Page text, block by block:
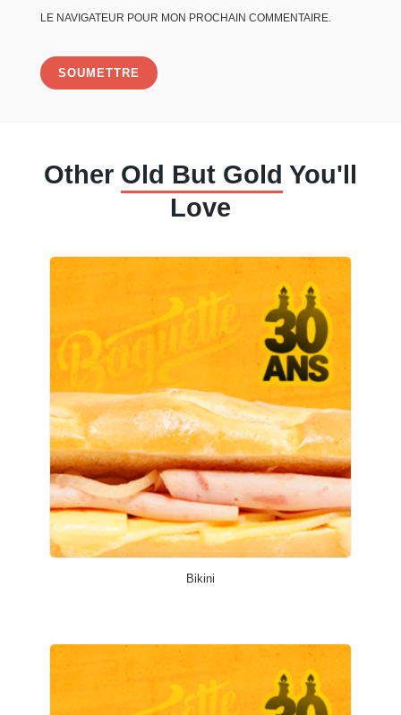
LE NAVIGATEUR POUR MON PROCHAIN COMMENTAIRE.
Other Old But Gold You'll
Love
Bikini